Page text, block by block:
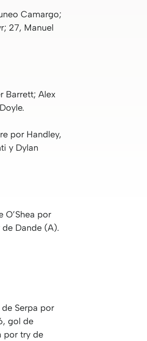
Camargo;
27, Manuel
Barrett; Alex
por Handley,
y Dylan
por
Dande (A).
Serpa por
gol de
por try de